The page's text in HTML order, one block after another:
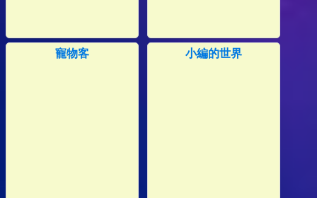
寵物客 小編的世界